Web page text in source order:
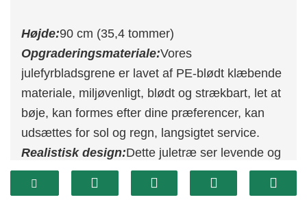
Højde:90 cm (35,4 tommer)
Opgraderingsmateriale:Vores
julefyrbladsgrene er lavet af PE-blødt klæbende
materiale, miljøvenligt, blødt og strækbart, let at
bøje, kan formes efter dine præferencer, kan
udsættes for sol og regn, langsigtet service.
Realistisk design:Dette juletræ ser levende og
delikat ud, som rigtige planter, det vil altid være
friskt og tilføje skønhed til din boligindretning.